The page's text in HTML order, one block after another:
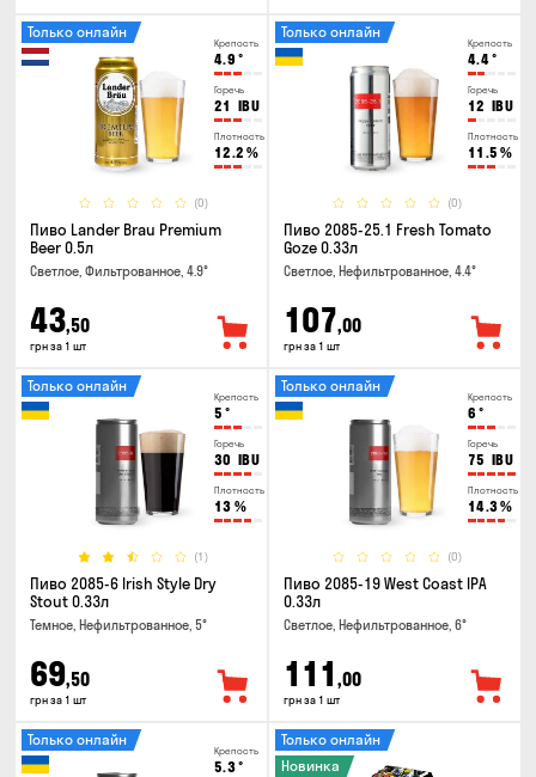
Крепость
4.9 °
Горечь
21 IBU
Плотность
12.2 %
(0)
Только онлайн
Пиво Lander Brau Premium
Beer 0.5л
Светлое, Фильтрованное, 4.9°
43,50
грн за 1 шт
Крепость
4.4°
Горечь
12 IBU
Плотность
11.5 %
(0)
Только онлайн
Пиво 2085-25.1 Fresh Tomato
Goze 0.33л
Светлое, Нефильтрованное, 4.4°
107,00
грн за 1 шт
Крепость
5 °
Горечь
30 IBU
Плотность
13 %
(1)
Только онлайн
Пиво 2085-6 Irish Style Dry
Stout 0.33л
Темное, Нефильтрованное, 5°
69,50
грн за 1 шт
Крепость
6 °
Горечь
75 IBU
Плотность
14.3%
(0)
Только онлайн
Пиво 2085-19 West Coast IPA
0.33л
Светлое, Нефильтрованное, 6°
111 ,00
грн за 1 шт
Крепость
5.3°
Только онлайн
Только онлайн
Новинка